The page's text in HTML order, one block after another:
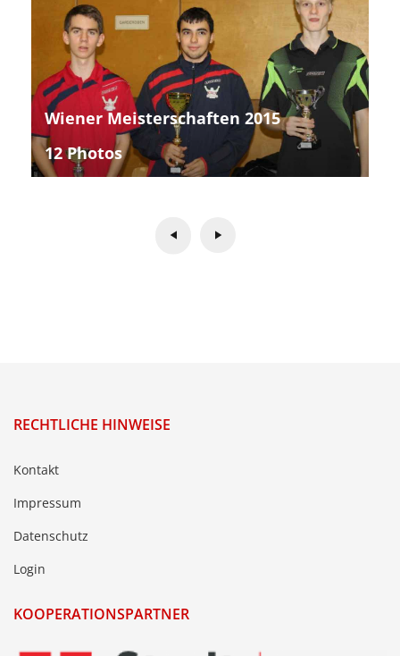
Wiener Meisterschaften 2015
12 Photos
RECHTLICHE HINWEISE
Kontakt
Impressum
Datenschutz
Login
KOOPERATIONSPARTNER